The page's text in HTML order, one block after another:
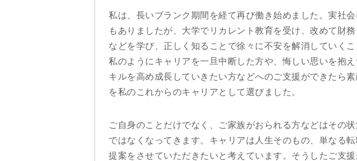
私は、長いブランク期間を経て再び働き始めました。実社
もありましたが、大学でリカレント教育を受け、改めて財
などを学び、正しく知ることで徐々に不安を解消していく
私のようにキャリアを一旦中断した方や、悔しい思いを抱
キルを高め成長していきたい方などへのご支援ができたら
を私のこれからのキャリアとして選びました。
ご自身のことだけでなく、ご家族がおられる方などはその
ではなくなってきます。キャリアは人生そのもの、単なる
提案をさせていただきたいと考えています。そうしたご支